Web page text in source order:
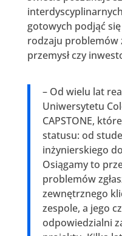
gotowych podjąć
rodzaju problemów
przemysł czy
– Od wielu lat
Uniwersytetu
CAPSTONE,
statusu: od
inżynierskiego
Osiągamy to
problemów
zewnętrznego
zespole, a jego
odpowiedzialni